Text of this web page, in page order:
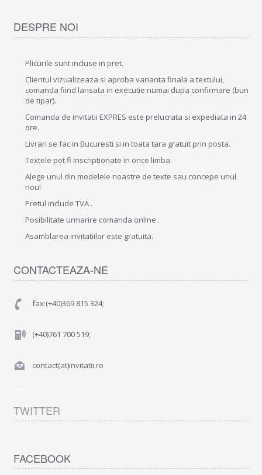
DESPRE NOI
Plicurile sunt incluse in pret.
Clientul vizualizeaza si aproba varianta finala a textului,
comanda fiind lansata in executie numai dupa confirmare (bun
de tipar).
Comanda de invitatii EXPRES este prelucrata si expediata in 24
ore.
Livrari se fac in Bucuresti si in toata tara gratuit prin posta.
Textele pot fi inscriptionate in orice limba.
Alege unul din modelele noastre de texte sau concepe unul
nou!
Pretul include TVA .
Posibilitate urmarire comanda online .
Asamblarea invitatiilor este gratuita.
CONTACTEAZA-NE
fax:(+40)369 815 324;
(+40)761 700 519;
contact(at)invitatii.ro
TWITTER
FACEBOOK